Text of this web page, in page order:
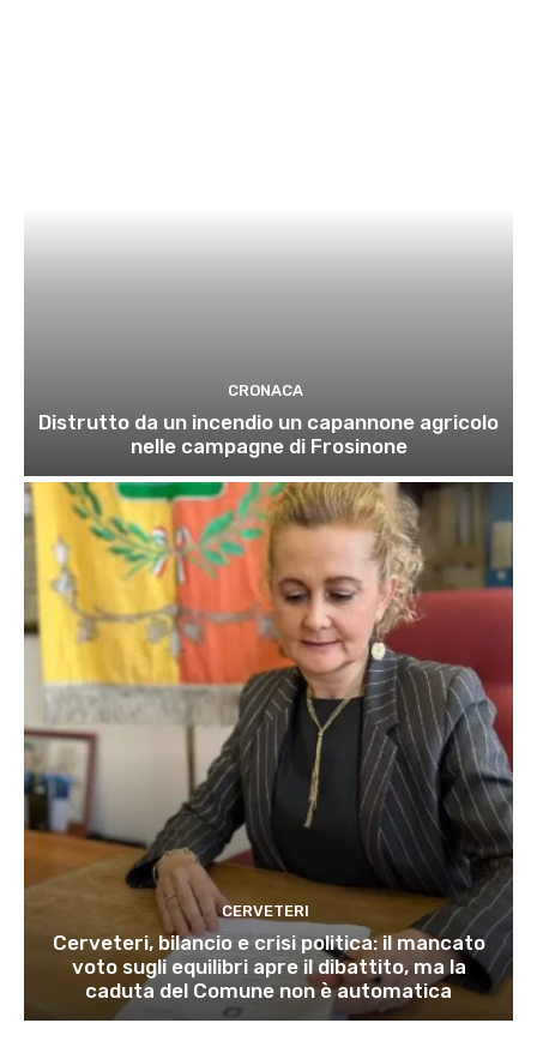
CRONACA
Distrutto da un incendio un capannone agricolo
nelle campagne di Frosinone
CERVETERI
Cerveteri, bilancio e crisi politica: il mancato
voto sugli equilibri apre il dibattito, ma la
caduta del Comune non è automatica